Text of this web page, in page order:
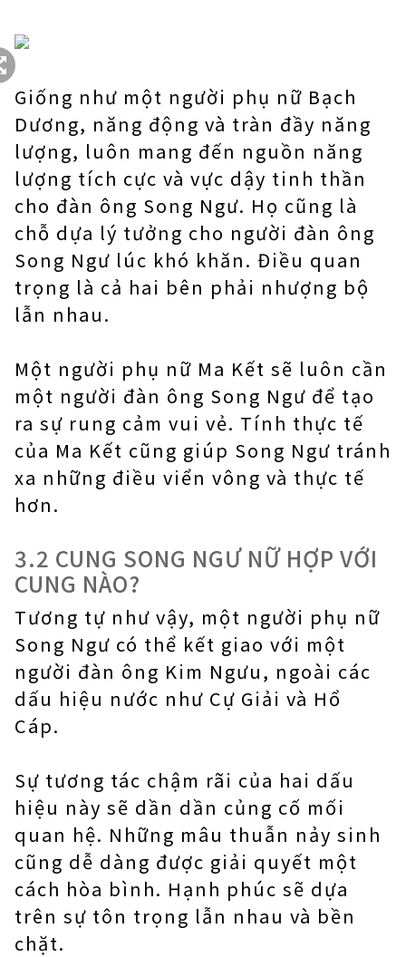
Giống như một người phụ nữ Bạch
Dương, năng động và tràn đầy năng
lượng, luôn mang đến nguồn năng
lượng tích cực và vực dậy tinh thần
cho đàn ông Song Ngư. Họ cũng là
chỗ dựa lý tưởng cho người đàn ông
Song Ngư lúc khó khăn. Điều quan
trọng là cả hai bên phải nhượng bộ
lẫn nhau.
Một người phụ nữ Ma Kết sẽ luôn cần
một người đàn ông Song Ngư để tạo
ra sự rung cảm vui vẻ. Tính thực tế
của Ma Kết cũng giúp Song Ngư tránh
xa những điều viển vông và thực tế
hơn.
3.2 CUNG SONG NGƯ NỮ HỢP VỚI
CUNG NÀO?
Tương tự như vậy, một người phụ nữ
Song Ngư có thể kết giao với một
người đàn ông Kim Ngưu, ngoài các
dấu hiệu nước như Cự Giải và Hổ
Cáp.
Sự tương tác chậm rãi của hai dấu
hiệu này sẽ dần dần củng cố mối
quan hệ. Những mâu thuẫn nảy sinh
cũng dễ dàng được giải quyết một
cách hòa bình. Hạnh phúc sẽ dựa
trên sự tôn trọng lẫn nhau và bền
chặt.